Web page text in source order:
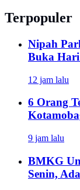
Terpopuler
Nipah
Buka
12 jam lalu
6 Orang
9 jam lalu
BMKG
Senin,